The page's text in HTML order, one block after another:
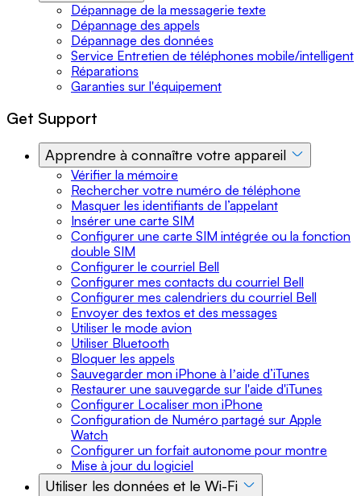
Dépannage de la messagerie texte
Dépannage des appels
Dépannage des données
Service Entretien de téléphones mobile/intelligent
Réparations
Garanties sur l'équipement
Get Support
Apprendre à connaître votre appareil
Vérifier la mémoire
Rechercher votre numéro de téléphone
Masquer les identifiants de l’appelant
Insérer une carte SIM
Configurer une carte SIM intégrée ou la fonction
double SIM
Configurer le courriel Bell
Configurer mes contacts du courriel Bell
Configurer mes calendriers du courriel Bell
Envoyer des textos et des messages
Utiliser le mode avion
Utiliser Bluetooth
Bloquer les appels
Sauvegarder mon iPhone à lʼaide d’iTunes
Restaurer une sauvegarde sur l'aide d'iTunes
Configurer Localiser mon iPhone
Configuration de Numéro partagé sur Apple
Watch
Configurer un forfait autonome pour montre
Mise à jour du logiciel
Utiliser les données et le Wi-Fi